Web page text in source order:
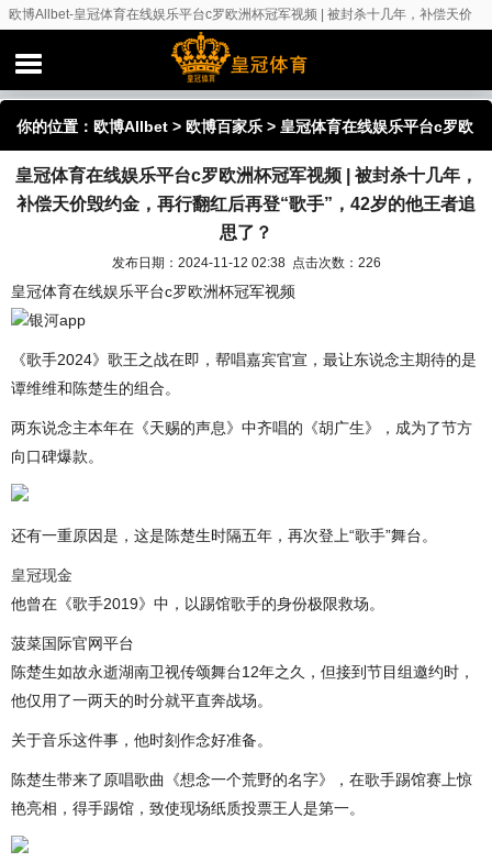
欧博Allbet-皇冠体育在线娱乐平台c罗欧洲杯冠军视频 | 被封杀十几年，补偿天价
毁约金，再行翻红后再登“歌手”，42岁的他王者追思了？
你的位置： 欧博Allbet > 欧博百家乐 > 皇冠体育在线娱乐平台c罗欧
洲杯冠军视频 | 被封杀十几年，补偿天价毁约金，再行翻红后再
登“歌手”，42岁的他王者追思了？
皇冠体育在线娱乐平台c罗欧洲杯冠军视频 | 被封杀十几年，
补偿天价毁约金，再行翻红后再登“歌手”，42岁的他王者追
思了？
发布日期：2024-11-12 02:38 点击次数：226
皇冠体育在线娱乐平台c罗欧洲杯冠军视频
银河app
《歌手2024》歌王之战在即，帮唱嘉宾官宣，最让东说念主期待的是
谭维维和陈楚生的组合。
两东说念主本年在《天赐的声息》中齐唱的《胡广生》，成为了节方
向口碑爆款。
还有一重原因是，这是陈楚生时隔五年，再次登上“歌手”舞台。
皇冠现金
他曾在《歌手2019》中，以踢馆歌手的身份极限救场。
菠菜国际官网平台
陈楚生如故永逝湖南卫视传颂舞台12年之久，但接到节目组邀约时，
他仅用了一两天的时分就平直奔战场。
关于音乐这件事，他时刻作念好准备。
陈楚生带来了原唱歌曲《想念一个荒野的名字》，在歌手踢馆赛上惊
艳亮相，得手踢馆，致使现场纸质投票王人是第一。